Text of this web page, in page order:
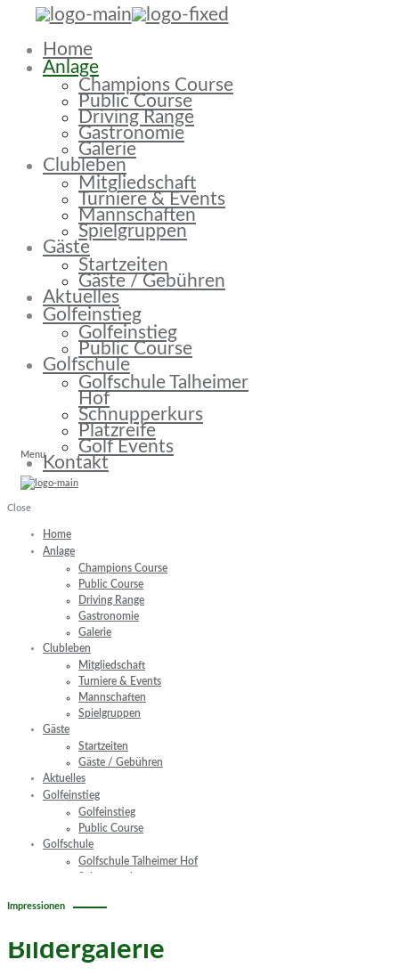
Home
Anlage
Champions Course
Public Course
Driving Range
Gastronomie
Galerie
Clubleben
Mitgliedschaft
Turniere & Events
Mannschaften
Spielgruppen
Gäste
Startzeiten
Gäste / Gebühren
Aktuelles
Golfeinstieg
Golfeinstieg
Public Course
Golfschule
Golfschule Talheimer
Hof
Schnupperkurs
Platzreife
Golf Events
Kontakt
Menu
Close
Home
Anlage
Champions Course
Public Course
Driving Range
Gastronomie
Galerie
Clubleben
Mitgliedschaft
Turniere & Events
Mannschaften
Spielgruppen
Gäste
Startzeiten
Gäste / Gebühren
Aktuelles
Golfeinstieg
Golfeinstieg
Public Course
Golfschule
Golfschule Talheimer Hof
Golf Events
Impressionen
Bildergalerie